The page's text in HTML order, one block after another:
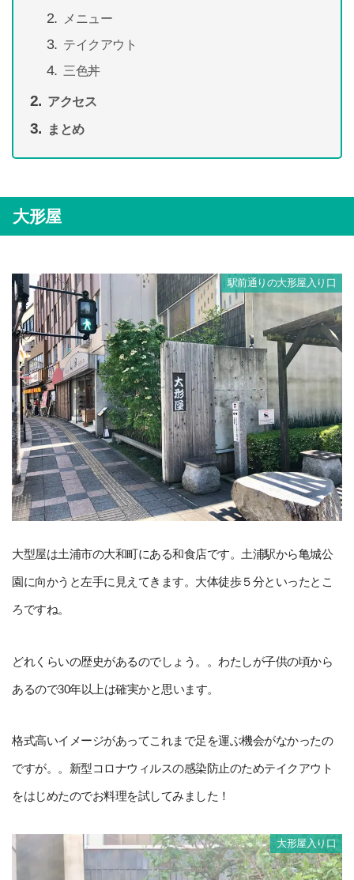
メニュー
テイクアウト
三色丼
アクセス
まとめ
大形屋
駅前通りの大形屋入り口
大型屋は土浦市の大和町にある和食店です。土浦駅から亀城公
園に向かうと左手に見えてきます。大体徒歩５分といったとこ
ろですね。
どれくらいの歴史があるのでしょう。。わたしが子供の頃から
あるので30年以上は確実かと思います。
格式高いイメージがあってこれまで足を運ぶ機会がなかったの
ですが。。新型コロナウィルスの感染防止のためテイクアウト
をはじめたのでお料理を試してみました！
大形屋入り口